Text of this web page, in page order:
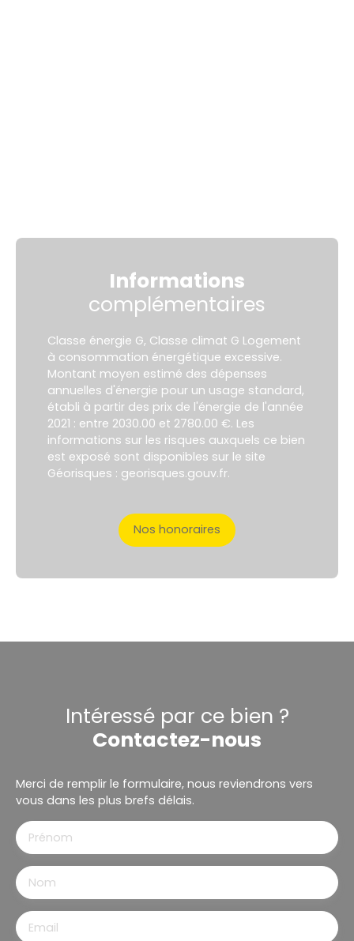
Informations
complémentaires
Classe énergie G, Classe climat G Logement
à consommation énergétique excessive.
Montant moyen estimé des dépenses
annuelles d'énergie pour un usage standard,
établi à partir des prix de l'énergie de l'année
2021 : entre 2030.00 et 2780.00 €. Les
informations sur les risques auxquels ce bien
est exposé sont disponibles sur le site
Géorisques : georisques.gouv.fr.
Nos honoraires
Intéressé par ce bien ?
Contactez-nous
Merci de remplir le formulaire, nous reviendrons vers
vous dans les plus brefs délais.
Prénom
Nom
Email